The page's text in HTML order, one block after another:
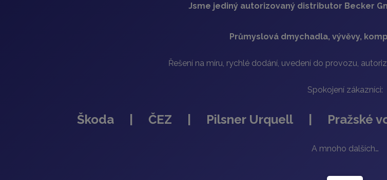
Jsme jediný autorizovaný distributor Becker
Průmyslová dmychadla, vývěvy,
Řešení na míru, rychlé dodání, uvedení do provozu,
Spokojení zákazníci:
Škoda | ČEZ | Pilsner Urquell | Pražské
A mnoho dalších…